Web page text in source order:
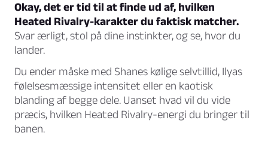
Okay, det er tid til at finde ud af, hvilken
Heated Rivalry-karakter du faktisk matcher.
Svar ærligt, stol på dine instinkter, og se, hvor du
lander.
Du ender måske med Shanes kølige selvtillid, Ilyas
følelsesmæssige intensitet eller en kaotisk
blanding af begge dele. Uanset hvad vil du vide
præcis, hvilken Heated Rivalry-energi du bringer til
banen.